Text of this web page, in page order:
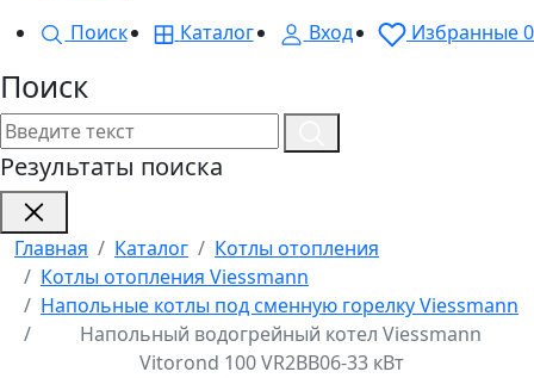
Поиск
Каталог Вход Избранные0
Поиск
Результаты поиска
Главная Каталог
Котлы отопления
Котлы отопления Viessmann
Напольные котлы под сменную горелку Viessmann
Напольный водогрейный котел Viessmann
Vitorond 100 VR2BB06-33 кВт